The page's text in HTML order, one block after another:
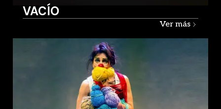
VACÍO
Ver más